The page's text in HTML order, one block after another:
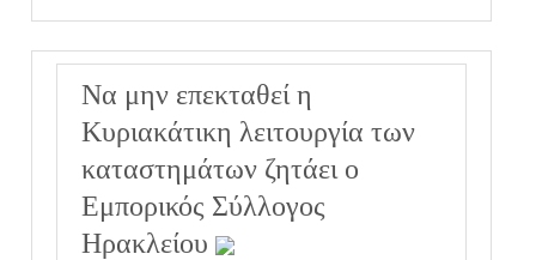
Να μην επεκταθεί η
Κυριακάτικη λειτουργία των
καταστημάτων ζητάει ο
Εμπορικός Σύλλογος
Ηρακλείου